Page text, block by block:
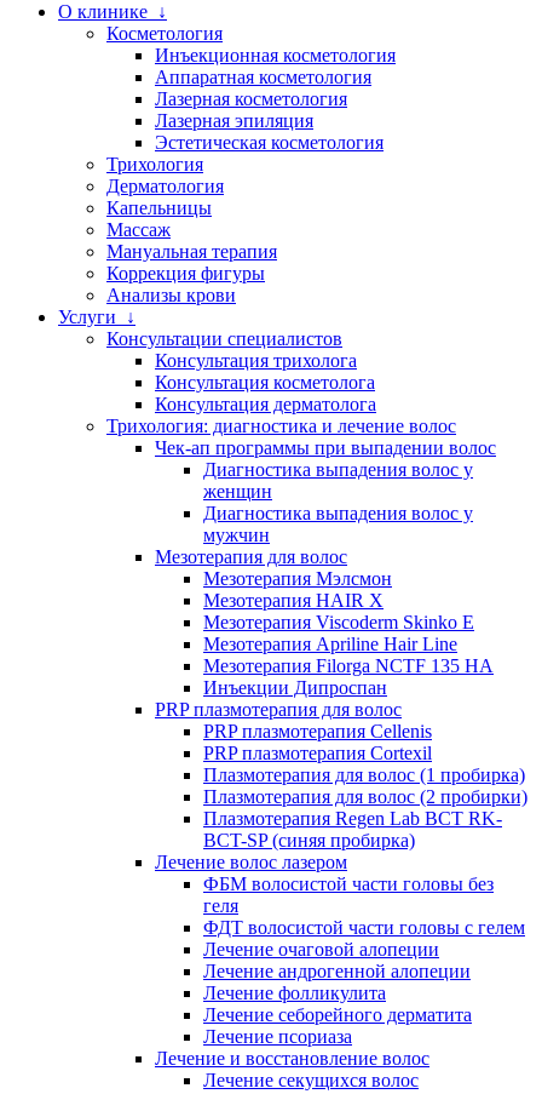
О клинике ↓
Косметология
Инъекционная косметология
Аппаратная косметология
Лазерная косметология
Лазерная эпиляция
Эстетическая косметология
Трихология
Дерматология
Капельницы
Массаж
Мануальная терапия
Коррекция фигуры
Анализы крови
Услуги ↓
Консультации специалистов
Консультация трихолога
Консультация косметолога
Консультация дерматолога
Трихология: диагностика и лечение волос
Чек-ап программы при выпадении волос
Диагностика выпадения волос у
женщин
Диагностика выпадения волос у
мужчин
Мезотерапия для волос
Мезотерапия Мэлсмон
Мезотерапия HAIR X
Мезотерапия Viscoderm Skinko E
Мезотерапия Apriline Hair Line
Мезотерапия Filorga NCTF 135 HA
Инъекции Дипроспан
PRP плазмотерапия для волос
PRP плазмотерапия Cellenis
PRP плазмотерапия Cortexil
Плазмотерапия для волос (1 пробирка)
Плазмотерапия для волос (2 пробирки)
Плазмотерапия Regen Lab BCT RK-
BCT-SP (синяя пробирка)
Лечение волос лазером
ФБМ волосистой части головы без
геля
ФДТ волосистой части головы с гелем
Лечение очаговой алопеции
Лечение андрогенной алопеции
Лечение фолликулита
Лечение себорейного дерматита
Лечение псориаза
Лечение и восстановление волос
Лечение секущихся волос